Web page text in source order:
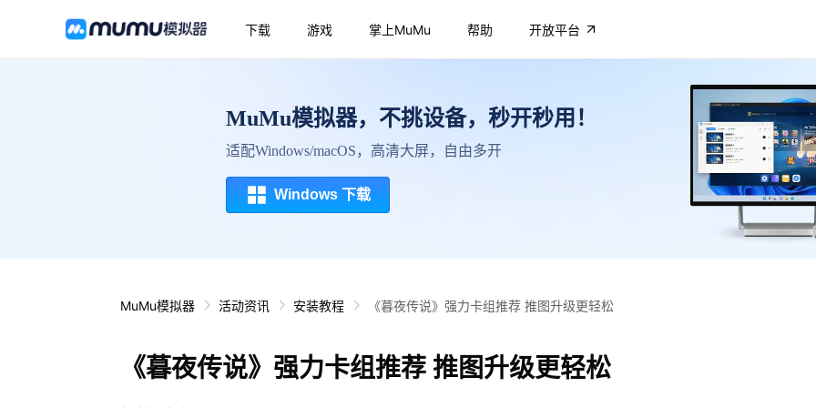
下载 游戏 掌上MuMu 帮助 开放平台
MuMu模拟器，不挑设备，秒开秒用！
适配Windows/macOS，高清大屏，自由多开
Windows 下载
MuMu模拟器 活动资讯 安装教程 《暮夜传说》强力卡组推荐 推图升级更轻松
《暮夜传说》强力卡组推荐 推图升级更轻松